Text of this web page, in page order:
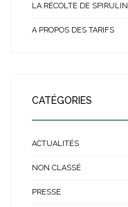
LA RÉCOLTE DE
A PROPOS DES TARIFS
CATÉGORIES
ACTUALITÉS
NON CLASSÉ
PRESSE